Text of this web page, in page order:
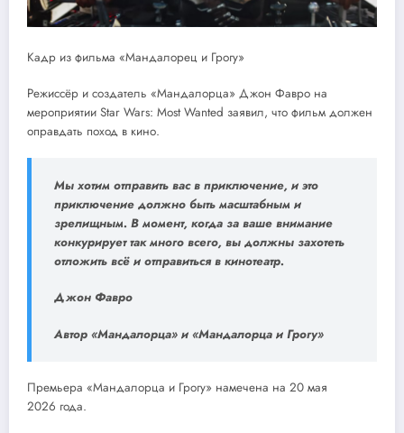
Кадр из фильма «Мандалорец и Грогу»
Режиссёр и создатель «Мандалорца» Джон Фавро на
мероприятии Star Wars: Most Wanted заявил, что фильм должен
оправдать поход в кино.
Мы хотим отправить вас в приключение, и это
приключение должно быть масштабным и
зрелищным. В момент, когда за ваше внимание
конкурирует так много всего, вы должны захотеть
отложить всё и отправиться в кинотеатр.
Джон Фавро
Автор «Мандалорца» и «Мандалорца и Грогу»
Премьера «Мандалорца и Грогу» намечена на 20 мая
2026 года.